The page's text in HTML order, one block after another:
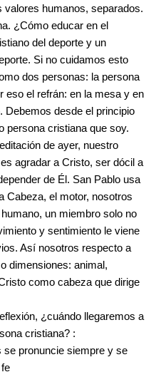
valores humanos, separados.
¿Cómo educar en el
del deporte y un
Si no cuidamos esto
dos personas: la persona
eso el refrán: en la mesa y en
Debemos desde el principio
persona cristiana que soy.
de ayer, nuestro
agradar a Cristo, ser dócil a
de Él. San Pablo usa
Cabeza, el motor, nosotros
un miembro solo no
y sentimiento le viene
Así nosotros respecto a
dimensiones: animal,
como cabeza que dirige
¿cuándo llegaremos a
cristiana? :
se pronuncie siempre y se